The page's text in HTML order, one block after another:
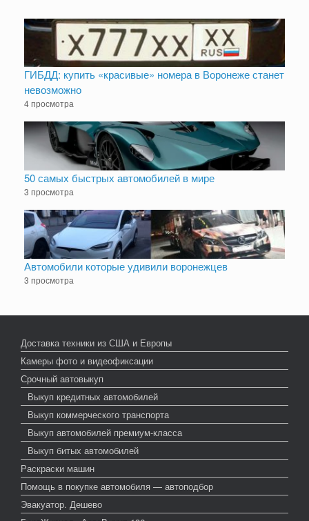
ГИБДД: купить «красивые» номера в Воронеже станет
невозможно
4 просмотра
50 самых быстрых автомобилей в мире
3 просмотра
Автомобили которые удивили воронежцев
3 просмотра
Доставка техники из США и Европы
Камеры фото и видеофиксации
Срочный автовыкуп
Выкуп кредитных автомобилей
Выкуп коммерческого транспорта
Выкуп автомобилей премиум-класса
Выкуп битых автомобилей
Раскраски машин
Помощь в покупке автомобиля — автоподбор
Эвакуатор. Дешево